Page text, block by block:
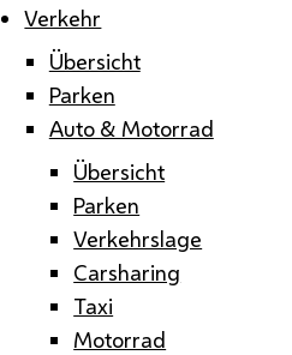
Verkehr
Übersicht
Parken
Auto & Motorrad
Übersicht
Parken
Verkehrslage
Carsharing
Taxi
Motorrad